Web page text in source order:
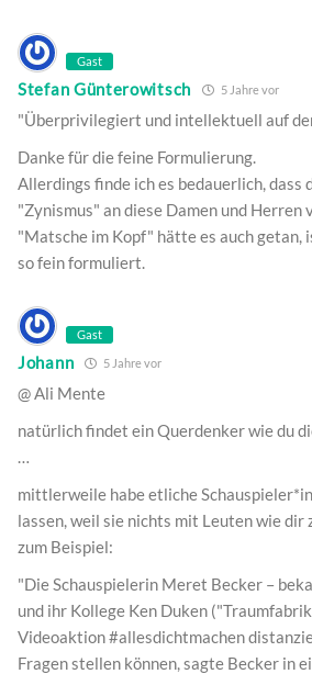
Gast
Stefan Günterowitsch 5 Jahre vor
"Überprivilegiert und intellektuell auf
Danke für die feine Formulierung.
Allerdings finde ich es bedauerlich, dass
"Zynismus" an diese Damen und Herren
"Matsche im Kopf" hätte es auch getan,
so fein formuliert.
Gast
Johann 5 Jahre vor
@ Ali Mente
natürlich findet ein Querdenker wie du
…
mittlerweile habe etliche
lassen, weil sie nichts mit Leuten wie dir
zum Beispiel:
"Die Schauspielerin Meret Becker –
und ihr Kollege Ken Duken
Videoaktion #allesdichtmachen
Fragen stellen können, sagte Becker in